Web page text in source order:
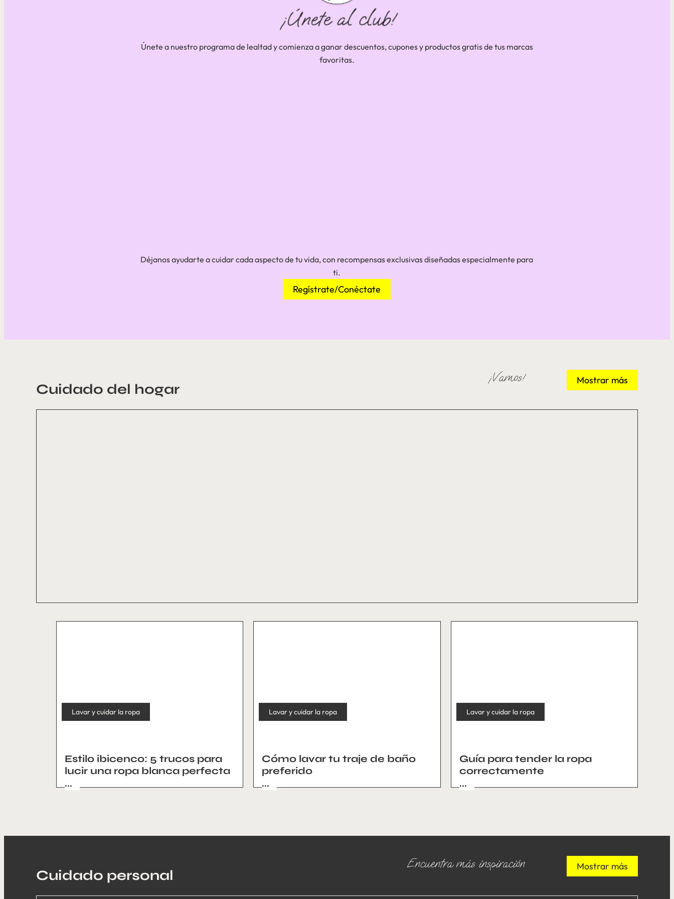
Saber más
...
Únete a nuestro programa de lealtad y comienza a ganar descuentos, cupones y productos gratis de tus marcas
favoritas.
Déjanos ayudarte a cuidar cada aspecto de tu vida, con recompensas exclusivas diseñadas especialmente para
ti.
Regístrate/Conéctate
Cuidado del hogar
¡Vamos! Mostrar más
Lavar y cuidar la ropa
Estilo ibicenco: 5 trucos para
lucir una ropa blanca perfecta
...
Lavar y cuidar la ropa
Cómo lavar tu traje de baño
preferido
...
Lavar y cuidar la ropa
Guía para tender la ropa
correctamente
...
Cuidado personal
Encuentra más inspiración Mostrar más